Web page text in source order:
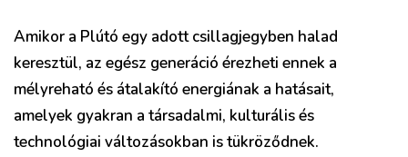
Amikor a Plútó egy adott csillagjegyben halad
keresztül, az egész generáció érezheti ennek a
mélyreható és átalakító energiának a hatásait,
amelyek gyakran a társadalmi, kulturális és
technológiai változásokban is tükröződnek.